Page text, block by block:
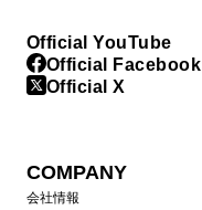
Official YouTube
Official Facebook
Official X
COMPANY
会社情報